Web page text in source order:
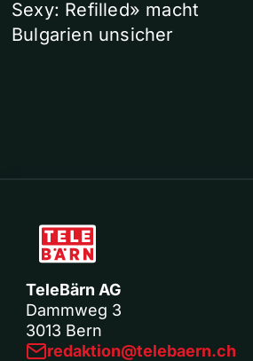
Sexy: Refilled» macht
Bulgarien unsicher
TeleBärn AG
Dammweg 3
3013 Bern
redaktion@telebaern.ch